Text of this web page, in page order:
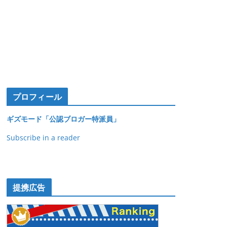
プロフィール
ギズモード「公認ブロガー特派員」
Subscribe in a reader
提携広告